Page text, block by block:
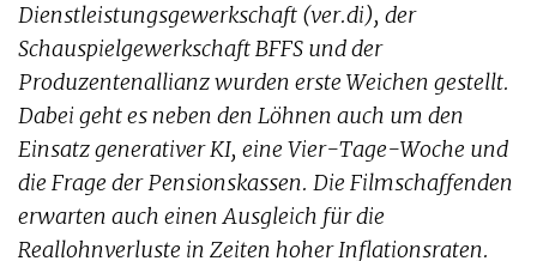
Dienstleistungsgewerkschaft (ver.di), der
Schauspielgewerkschaft BFFS und der
Produzentenallianz wurden erste Weichen gestellt.
Dabei geht es neben den Löhnen auch um den
Einsatz generativer KI, eine Vier-Tage-Woche und
die Frage der Pensionskassen. Die Filmschaffenden
erwarten auch einen Ausgleich für die
Reallohnverluste in Zeiten hoher Inflationsraten.